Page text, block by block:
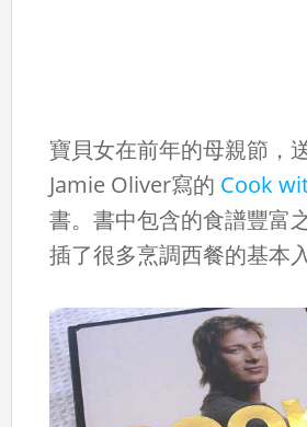
寶貝女在前年的母親節，
Jamie Oliver寫的 Cook
書。書中包含的食譜豐富
插了很多烹調西餐的基本入